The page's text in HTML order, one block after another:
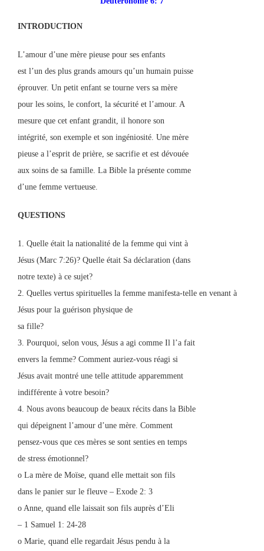
INTRODUCTION
L’amour d’une mère pieuse pour ses enfants
est l’un des plus grands amours qu’un humain puisse
éprouver. Un petit enfant se tourne vers sa mère
pour les soins, le confort, la sécurité et l’amour. A
mesure que cet enfant grandit, il honore son
intégrité, son exemple et son ingéniosité. Une mère
pieuse a l’esprit de prière, se sacrifie et est dévouée
aux soins de sa famille. La Bible la présente comme
d’une femme vertueuse.
QUESTIONS
1. Quelle était la nationalité de la femme qui vint à
Jésus (Marc 7:26)? Quelle était Sa déclaration (dans
notre texte) à ce sujet?
2. Quelles vertus spirituelles la femme manifesta-telle en venant à
Jésus pour la guérison physique de
sa fille?
3. Pourquoi, selon vous, Jésus a agi comme Il l’a fait
envers la femme? Comment auriez-vous réagi si
Jésus avait montré une telle attitude apparemment
indifférente à votre besoin?
4. Nous avons beaucoup de beaux récits dans la Bible
qui dépeignent l’amour d’une mère. Comment
pensez-vous que ces mères se sont senties en temps
de stress émotionnel?
o La mère de Moïse, quand elle mettait son fils
dans le panier sur le fleuve – Exode 2: 3
o Anne, quand elle laissait son fils auprès d’Eli
– 1 Samuel 1: 24-28
o Marie, quand elle regardait Jésus pendu à la